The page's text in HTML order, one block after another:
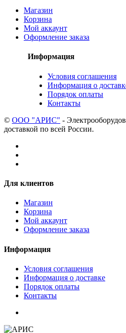
Магазин
Корзина
Мой аккаунт
Оформление заказа
Информация
Условия соглашения
Информация о
Порядок оплаты
Контакты
© ООО "АРИС" -
доставкой по всей России.
Для клиентов
Магазин
Корзина
Мой аккаунт
Оформление заказа
Информация
Условия соглашения
Информация о доставке
Порядок оплаты
Контакты